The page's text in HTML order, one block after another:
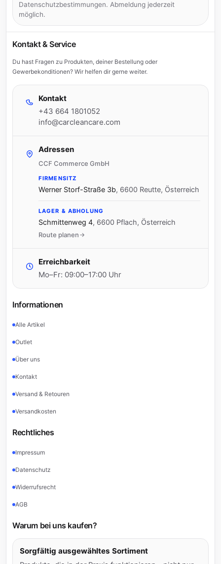
Datenschutzbestimmungen. Abmeldung jederzeit
möglich.
Kontakt & Service
Du hast Fragen zu Produkten, deiner Bestellung oder
Gewerbekonditionen? Wir helfen dir gerne weiter.
Kontakt
+43 664 1801052
info@carcleancare.com
Adressen
CCF Commerce GmbH
FIRMENSITZ
Werner Storf-Straße 3b, 6600 Reutte, Österreich
LAGER & ABHOLUNG
Schmittenweg 4, 6600 Pflach, Österreich
Route planen
Erreichbarkeit
Mo–Fr: 09:00–17:00 Uhr
Informationen
Alle Artikel
Outlet
Über uns
Kontakt
Versand & Retouren
Versandkosten
Rechtliches
Impressum
Datenschutz
Widerrufsrecht
AGB
Warum bei uns kaufen?
Sorgfältig ausgewähltes Sortiment